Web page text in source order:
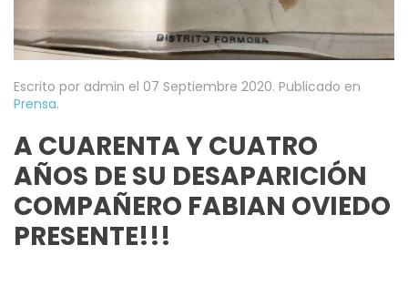
Escrito por admin el 07 Septiembre 2020. Publicado en
Prensa.
A CUARENTA Y CUATRO
AÑOS DE SU DESAPARICIÓN
COMPAÑERO FABIAN OVIEDO
PRESENTE!!!